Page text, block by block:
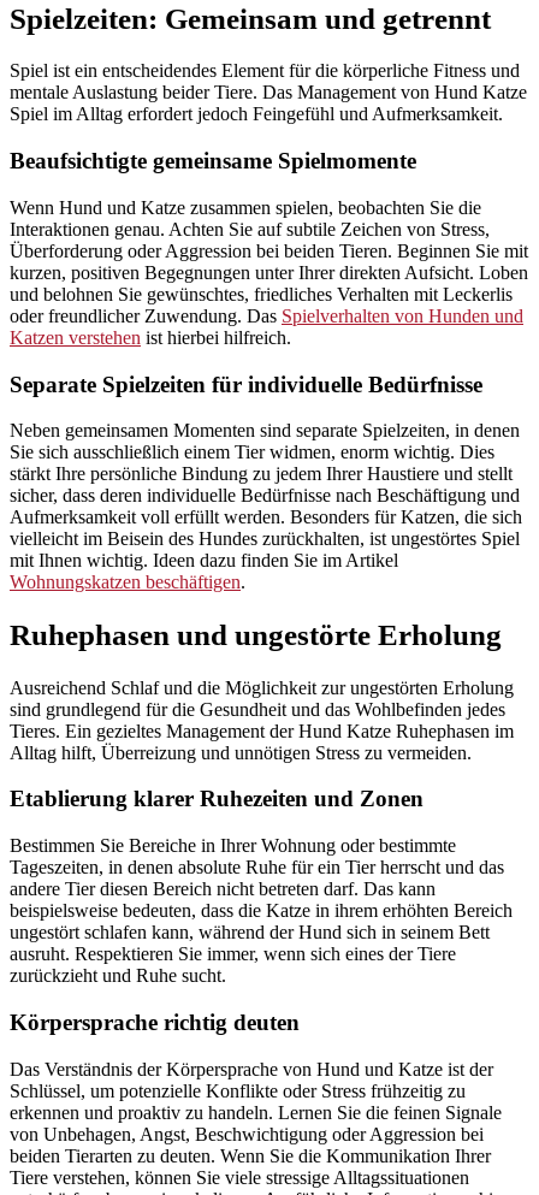
Spielzeiten: Gemeinsam und getrennt
Spiel ist ein entscheidendes Element für die körperliche Fitness und
mentale Auslastung beider Tiere. Das Management von Hund Katze
Spiel im Alltag erfordert jedoch Feingefühl und Aufmerksamkeit.
Beaufsichtigte gemeinsame Spielmomente
Wenn Hund und Katze zusammen spielen, beobachten Sie die
Interaktionen genau. Achten Sie auf subtile Zeichen von Stress,
Überforderung oder Aggression bei beiden Tieren. Beginnen Sie mit
kurzen, positiven Begegnungen unter Ihrer direkten Aufsicht. Loben
und belohnen Sie gewünschtes, friedliches Verhalten mit Leckerlis
oder freundlicher Zuwendung. Das Spielverhalten von Hunden und
Katzen verstehen ist hierbei hilfreich.
Separate Spielzeiten für individuelle Bedürfnisse
Neben gemeinsamen Momenten sind separate Spielzeiten, in denen
Sie sich ausschließlich einem Tier widmen, enorm wichtig. Dies
stärkt Ihre persönliche Bindung zu jedem Ihrer Haustiere und stellt
sicher, dass deren individuelle Bedürfnisse nach Beschäftigung und
Aufmerksamkeit voll erfüllt werden. Besonders für Katzen, die sich
vielleicht im Beisein des Hundes zurückhalten, ist ungestörtes Spiel
mit Ihnen wichtig. Ideen dazu finden Sie im Artikel
Wohnungskatzen beschäftigen.
Ruhephasen und ungestörte Erholung
Ausreichend Schlaf und die Möglichkeit zur ungestörten Erholung
sind grundlegend für die Gesundheit und das Wohlbefinden jedes
Tieres. Ein gezieltes Management der Hund Katze Ruhephasen im
Alltag hilft, Überreizung und unnötigen Stress zu vermeiden.
Etablierung klarer Ruhezeiten und Zonen
Bestimmen Sie Bereiche in Ihrer Wohnung oder bestimmte
Tageszeiten, in denen absolute Ruhe für ein Tier herrscht und das
andere Tier diesen Bereich nicht betreten darf. Das kann
beispielsweise bedeuten, dass die Katze in ihrem erhöhten Bereich
ungestört schlafen kann, während der Hund sich in seinem Bett
ausruht. Respektieren Sie immer, wenn sich eines der Tiere
zurückzieht und Ruhe sucht.
Körpersprache richtig deuten
Das Verständnis der Körpersprache von Hund und Katze ist der
Schlüssel, um potenzielle Konflikte oder Stress frühzeitig zu
erkennen und proaktiv zu handeln. Lernen Sie die feinen Signale
von Unbehagen, Angst, Beschwichtigung oder Aggression bei
beiden Tierarten zu deuten. Wenn Sie die Kommunikation Ihrer
Tiere verstehen, können Sie viele stressige Alltagssituationen